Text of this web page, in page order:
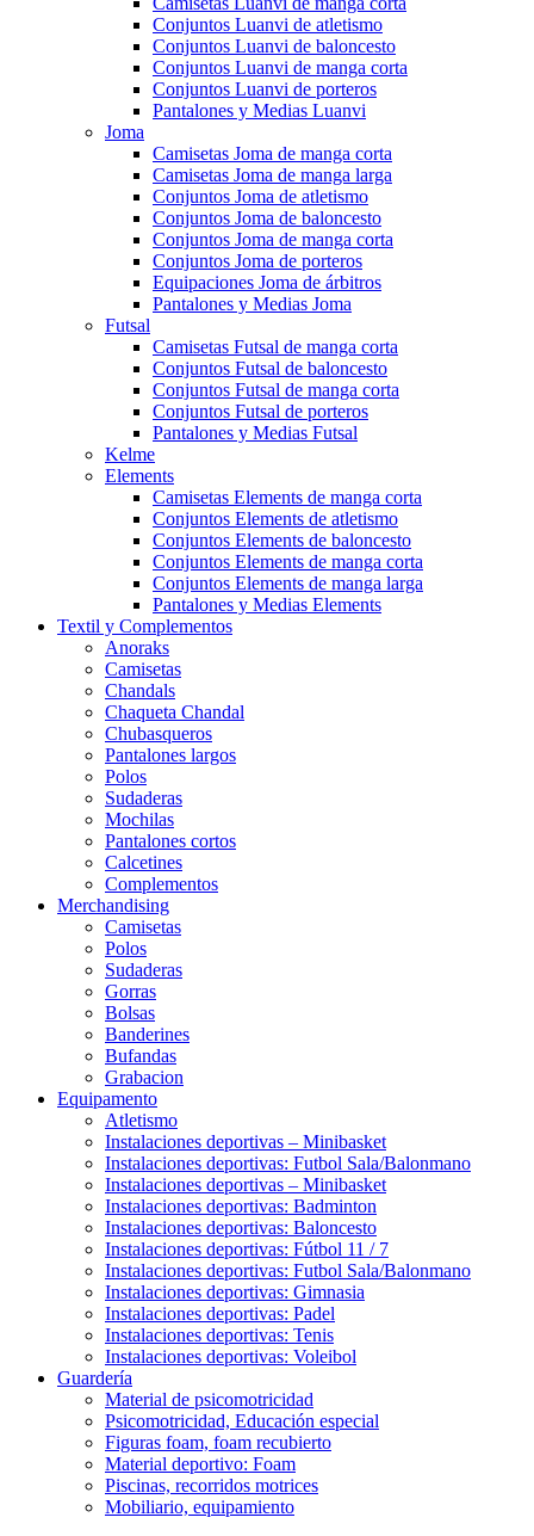
Conjuntos Luanvi de atletismo
Conjuntos Luanvi de baloncesto
Conjuntos Luanvi de manga corta
Conjuntos Luanvi de porteros
Pantalones y Medias Luanvi
Joma
Camisetas Joma de manga corta
Camisetas Joma de manga larga
Conjuntos Joma de atletismo
Conjuntos Joma de baloncesto
Conjuntos Joma de manga corta
Conjuntos Joma de porteros
Equipaciones Joma de árbitros
Pantalones y Medias Joma
Futsal
Camisetas Futsal de manga corta
Conjuntos Futsal de baloncesto
Conjuntos Futsal de manga corta
Conjuntos Futsal de porteros
Pantalones y Medias Futsal
Kelme
Elements
Camisetas Elements de manga corta
Conjuntos Elements de atletismo
Conjuntos Elements de baloncesto
Conjuntos Elements de manga corta
Conjuntos Elements de manga larga
Pantalones y Medias Elements
Textil y Complementos
Anoraks
Camisetas
Chandals
Chaqueta Chandal
Chubasqueros
Pantalones largos
Polos
Sudaderas
Mochilas
Pantalones cortos
Calcetines
Complementos
Merchandising
Camisetas
Polos
Sudaderas
Gorras
Bolsas
Banderines
Bufandas
Grabacion
Equipamento
Atletismo
Instalaciones deportivas – Minibasket
Instalaciones deportivas: Futbol Sala/Balonmano
Instalaciones deportivas – Minibasket
Instalaciones deportivas: Badminton
Instalaciones deportivas: Baloncesto
Instalaciones deportivas: Fútbol 11 / 7
Instalaciones deportivas: Futbol Sala/Balonmano
Instalaciones deportivas: Gimnasia
Instalaciones deportivas: Padel
Instalaciones deportivas: Tenis
Instalaciones deportivas: Voleibol
Guardería
Material de psicomotricidad
Psicomotricidad, Educación especial
Figuras foam, foam recubierto
Material deportivo: Foam
Piscinas, recorridos motrices
Mobiliario, equipamiento